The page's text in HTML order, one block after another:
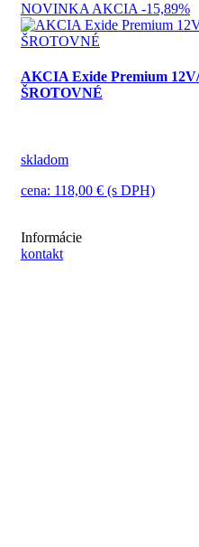
NOVINKA AKCIA -15,89%
AKCIA Exide Premium
ŠROTOVNÉ
skladom
cena: 118,00 € (s DPH)
Informácie
kontakt